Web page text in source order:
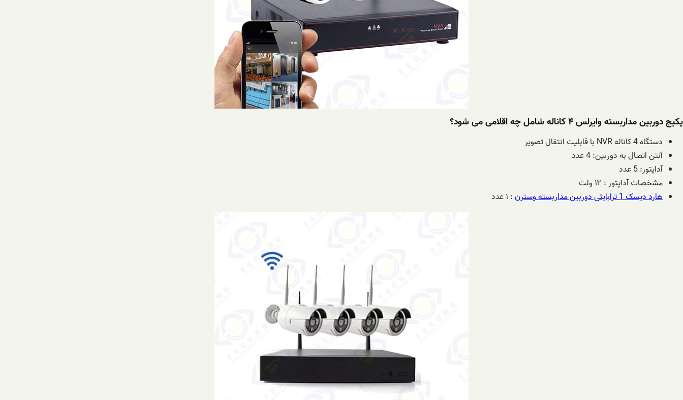
پکیج دوربین مداربسته وایرلس ۴ کاناله شامل چه اقلامی می شود؟
دستگاه 4 کاناله NVR با قابلیت انتقال تصویر
آنتن اتصال به دوربین: 4 عدد
آداپتور: 5 عدد
مشخصات آداپتور : ۱۲ ولت
هارد دیسک 1 ترابایتی دوربین مداربسته وسترن
: ۱ عدد